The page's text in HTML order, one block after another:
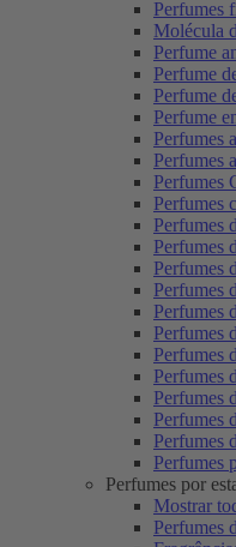
Perfumes
Molécula
Perfume
Perfume
Perfume
Perfume
Perfumes
Perfumes
Perfumes
Perfumes
Perfumes
Perfumes
Perfumes
Perfumes
Perfumes
Perfumes
Perfumes
Perfumes
Perfumes
Perfumes
Perfumes
Perfumes
Perfumes por
Mostrar
Perfumes